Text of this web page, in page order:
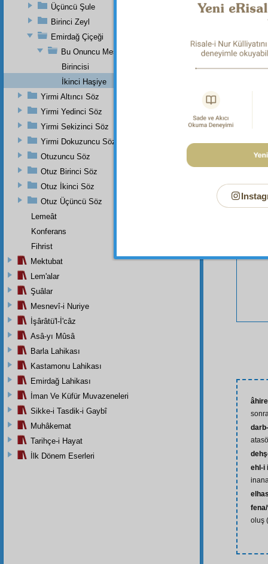
Bu
ehl-i
oluş
Üçüncü Şule
Birinci Zeyl
Emirdağ Çiçeği
Bu Onuncu Meseleye Bir Hatime Olarak İki Haşiye
Birincisi
İkinci Haşiye
Yirmi Altıncı Söz
Yirmi Yedinci Söz
Yirmi Sekizinci Söz
Yirmi Dokuzuncu Söz
Otuzuncu Söz
Otuz Birinci Söz
Otuz İkinci Söz
Otuz Üçüncü Söz
Lemeât
Konferans
Fihrist
Mektubat
Lem'alar
Şuâlar
Mesnevî-i Nuriye
İşârâtü'l-İ'câz
Asâ-yı Mûsâ
Barla Lahikası
Kastamonu Lahikası
Emirdağ Lahikası
İman Ve Küfür Muvazeneleri
Sikke-i Tasdik-i Gaybî
Muhâkemat
Tarihçe-i Hayat
İlk Dönem Eserleri